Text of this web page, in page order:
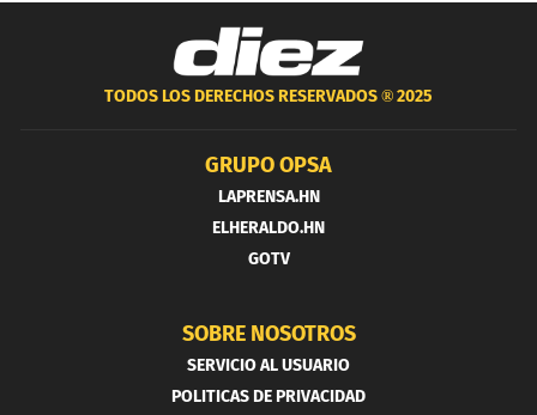
TODOS LOS DERECHOS RESERVADOS ®2025
GRUPO OPSA
LAPRENSA.HN
ELHERALDO.HN
GOTV
SOBRE NOSOTROS
SERVICIO AL USUARIO
POLITICAS DE PRIVACIDAD